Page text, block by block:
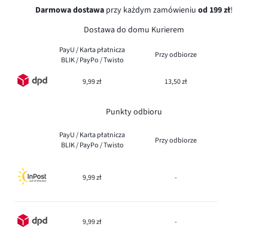
Darmowa dostawa przy każdym zamówieniu od 199 zł!
Dostawa do domu Kurierem
PayU / Karta płatnicza
BLIK / PayPo / Twisto
Przy odbiorze
9,99 zł 13,50 zł
Punkty odbioru
PayU / Karta płatnicza
BLIK / PayPo / Twisto
Przy odbiorze
9,99 zł -
9,99 zł -